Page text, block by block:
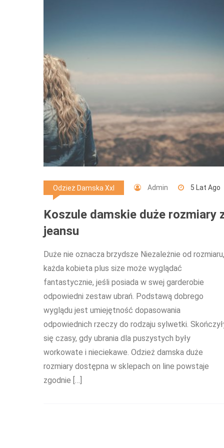
Odzież Damska Xxl Admin 5 Lat Ago
Koszule damskie duże rozmiary
jeansu
Duże nie oznacza brzydsze Niezależnie od rozmiaru,
każda kobieta plus size może wyglądać
fantastycznie, jeśli posiada w swej garderobie
odpowiedni zestaw ubrań. Podstawą dobrego
wyglądu jest umiejętność dopasowania
odpowiednich rzeczy do rodzaju sylwetki.
się czasy, gdy ubrania dla puszystych były
workowate i nieciekawe. Odzież damska duże
rozmiary dostępna w sklepach on line powstaje
zgodnie […]